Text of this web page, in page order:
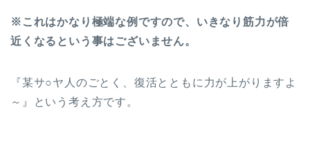
※これはかなり極端な例ですので、いきなり筋力が倍
近くなるという事はございません。
『某サ○ヤ人のごとく、復活とともに力が上がりますよ
～』という考え方です。